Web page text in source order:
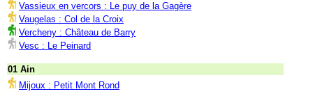
Vassieux en vercors : Le puy de la Gagère
Vaugelas : Col de la Croix
Vercheny : Château de Barry
Vesc : Le Peinard
01 Ain
Mijoux : Petit Mont Rond